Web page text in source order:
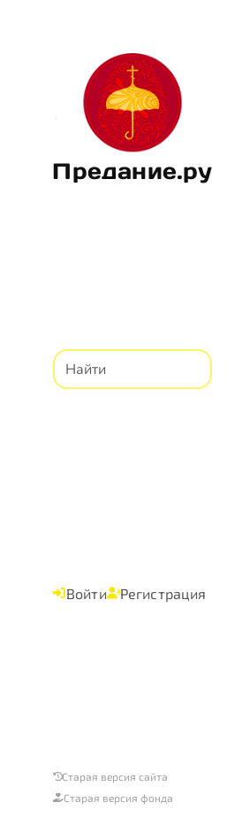
Предание.ру
Войти Регистрация
Старая версия сайта
Старая версия фонда